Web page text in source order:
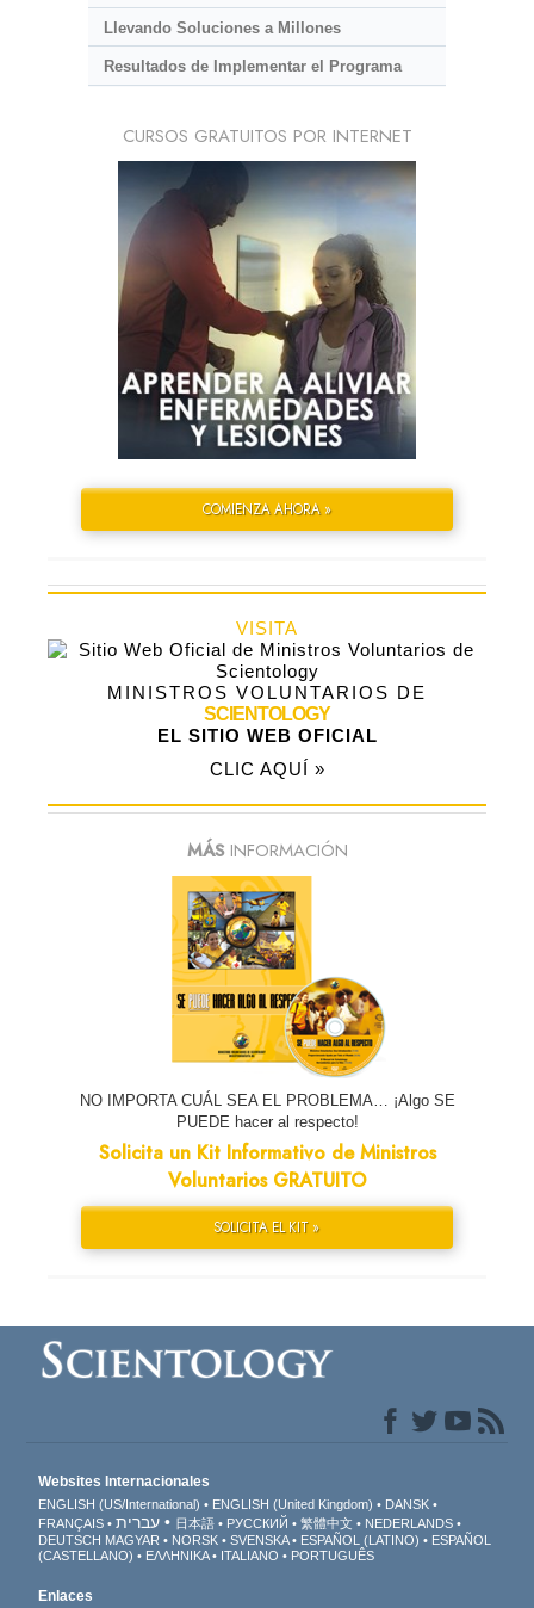
Llevando Soluciones a Millones
Resultados de Implementar el Programa
CURSOS GRATUITOS POR INTERNET
COMIENZA AHORA »
VISITA
MINISTROS VOLUNTARIOS DE
SCIENTOLOGY
EL SITIO WEB OFICIAL
CLIC AQUÍ »
MÁSINFORMACIÓN
NO IMPORTA CUÁL SEA EL PROBLEMA… ¡Algo SE
PUEDE hacer al respecto!
Solicita un Kit Informativo de Ministros
Voluntarios GRATUITO
SOLICITA EL KIT »
Websites Internacionales
ENGLISH (US/International) ENGLISH (United Kingdom)
DANSK
FRANÇAIS
עברית 日本語 РУССКИЙ 繁體中文
NEDERLANDS
DEUTSCH MAGYAR NORSK SVENSKA ESPAÑOL (LATINO)
ESPAÑOL
(CASTELLANO)
ΕΛΛΗΝΙΚA ITALIANO PORTUGUÊS
Enlaces